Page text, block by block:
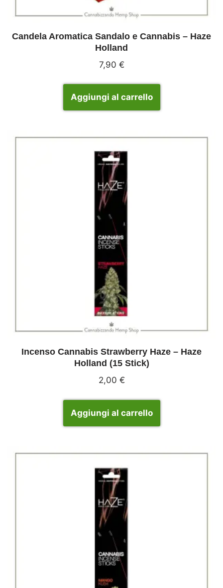
Candela Aromatica Sandalo e Cannabis – Haze
Holland
7,90 €
Aggiungi al carrello
Incenso Cannabis Strawberry Haze – Haze
Holland (15 Stick)
2,00 €
Aggiungi al carrello